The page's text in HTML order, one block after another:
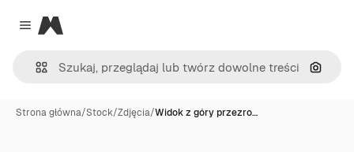
Close menu
Magnific
Szukaj
Strona główna/Stock/Zdjęcia/Widok z góry przezro…